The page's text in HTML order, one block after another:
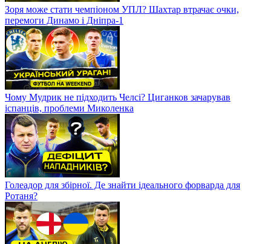
Зоря може стати чемпіоном УПЛ? Шахтар втрачає очки,
перемоги Динамо і Дніпра-1
Чому Мудрик не підходить Челсі? Циганков зачарував
іспанців, проблеми Миколенка
Голеадор для збірної. Де знайти ідеального форварда для
Ротаня?